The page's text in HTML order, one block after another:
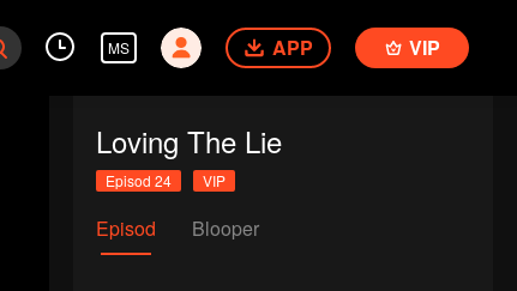
MS APP VIP
Loving The Lie
Episod 24 VIP
Episod Blooper